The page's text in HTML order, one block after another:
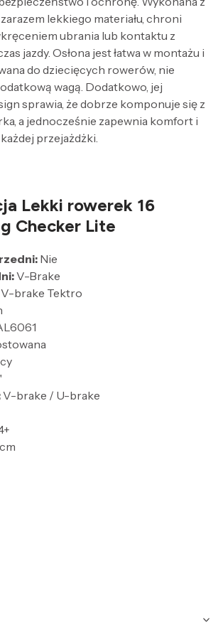
lekkiego materiału, chroni
ubrania lub kontaktu z
jazdy. Osłona jest łatwa w montażu i
do dziecięcych rowerów, nie
wagą. Dodatkowo, jej
sprawia, że dobrze komponuje się z
a jednocześnie zapewnia komfort i
przejażdżki.
Lekki rowerek 16
Checker Lite
Nie
V-Brake
V-brake Tektro
V-brake / U-brake